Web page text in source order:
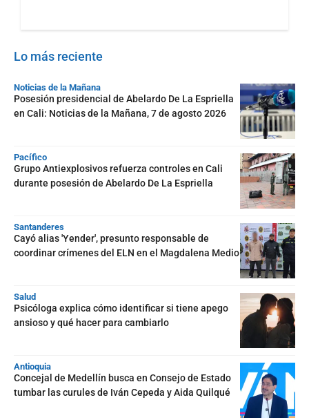
Lo más reciente
Noticias de la Mañana
Posesión presidencial de Abelardo De La Espriella
en Cali: Noticias de la Mañana, 7 de agosto 2026
Pacífico
Grupo Antiexplosivos refuerza controles en Cali
durante posesión de Abelardo De La Espriella
Santanderes
Cayó alias 'Yender', presunto responsable de
coordinar crímenes del ELN en el Magdalena Medio
Salud
Psicóloga explica cómo identificar si tiene apego
ansioso y qué hacer para cambiarlo
Antioquia
Concejal de Medellín busca en Consejo de Estado
tumbar las curules de Iván Cepeda y Aida Quilqué